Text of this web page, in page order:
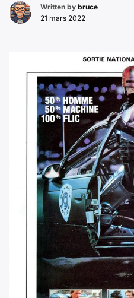
Written by bruce
21 mars 2022